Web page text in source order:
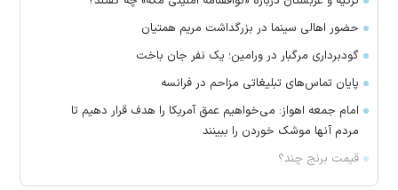
حضور اهالی سینما در بزرگداشت مریم همتیان
گودبرداری مرگبار در ورامین؛ یک نفر جان باخت
پایان تماس‌های تبلیغاتی مزاحم در فرانسه
امام جمعه اهواز: می‌خواهیم عمق آمریکا را هدف قرار دهیم تا
مردم آنها موشک خوردن را ببینند
قیمت برنج چند؟